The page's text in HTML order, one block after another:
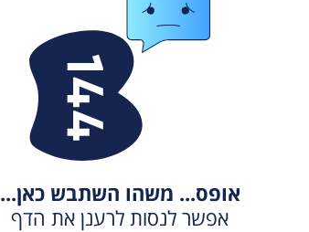
אופס... משהו השתבש כאן...
אפשר לנסות לרענן את הדף